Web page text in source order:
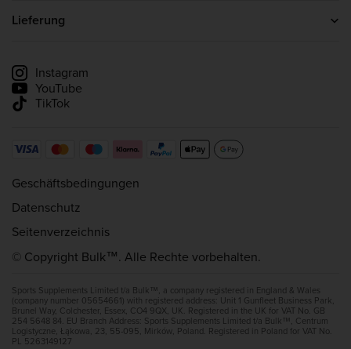
Kreatin
Lieferung
Instagram
YouTube
TikTok
Geschäftsbedingungen
Datenschutz
Seitenverzeichnis
© Copyright Bulk™. Alle Rechte vorbehalten.
Sports Supplements Limited t/a Bulk™, a company registered in England & Wales
(company number 05654661) with registered address: Unit 1 Gunfleet Business Park,
Brunel Way, Colchester, Essex, CO4 9QX, UK. Registered in the UK for VAT No. GB
254 5648 84. EU Branch Address: Sports Supplements Limited t/a Bulk™, Centrum
Logistyczne, Łąkowa, 23, 55-095, Mirków, Poland. Registered in Poland for VAT No.
PL 5263149127